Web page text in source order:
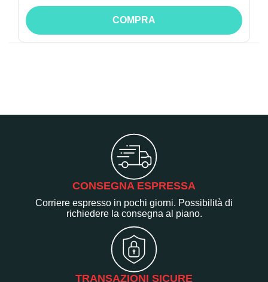
COMPRA
CONSEGNA ESPRESSA
Corriere espresso in pochi giorni. Possibilità di
richiedere la consegna al piano.
TRANSAZIONI SICURE